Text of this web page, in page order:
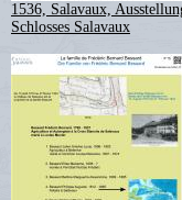
1536, Salavaux,
Schlosses Salavaux